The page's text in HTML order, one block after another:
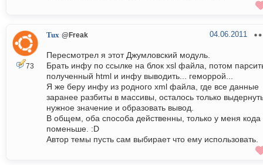
73
Tux @Freak 04.06.2011
Пересмотрел я этот Джумловский модуль.
Брать инфу по ссылке на блок xsl файла, потом
полученный html и инфу выводить... геморрой...
Я же беру инфу из родного xml файла, где все данные
заранее разбиты в массивы, осталось только
нужное значение и образовать вывод.
В общем, оба способа действенны, только у меня кода
поменьше. :D
Автор темы пусть сам выбирает что ему использовать.